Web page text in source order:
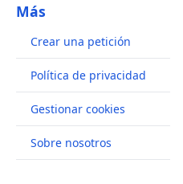
Más
Crear una petición
Política de privacidad
Gestionar cookies
Sobre nosotros